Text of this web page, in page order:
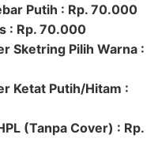
Putih : Rp. 70.000
: Rp. 70.000
Sketring Pilih Warna :
Ketat Putih/Hitam :
(Tanpa Cover) : Rp.